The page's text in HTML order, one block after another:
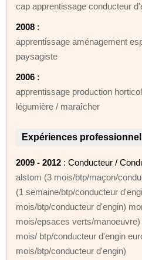
cap apprentissage conducteur
2008 :
apprentissage aménagement
paysagiste
2006 :
apprentissage production
légumière / maraîcher
Expériences
2009 - 2012 : Conducteur /
alstom (3 mois/btp/maçon/
(1 semaine/btp/conducteur
mois/btp/conducteur d'engin)
mois/epsaces verts/
mois/ btp/conducteur d'engin
mois/btp/conducteur d'engin)